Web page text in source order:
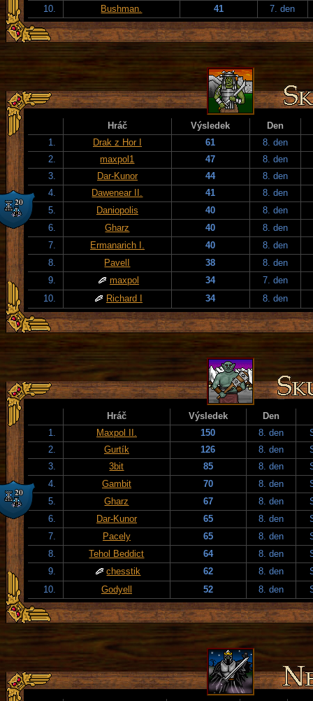
10.
Bushman. 41 7. den
Hráč Výsledek
Den
1.
Drak z Hor I 61
8. den
2.
maxpol1 47
8. den
3.
Dar-Kunor 44
8. den
4.
Dawenear II. 41
8. den
5.
Daniopolis 40
8. den
6.
Gharz 40
8. den
7.
Ermanarich I. 40
8. den
8.
PavelI 38
8. den
9.
maxpol 34
7. den
10.
Richard I 34 8. den
Hráč Výsledek
Den
1.
Maxpol II. 150 8. den
2.
Gurtík 126 8. den
3.
3bit 85 8. den
4.
Gambit 70 8. den
5.
Gharz 67 8. den
6.
Dar-Kunor 65 8. den
7.
Pacely 65 8. den
8.
Tehol Beddict 64 8. den
9.
chesstik 62 8. den
10.
Godyell 52 8. den